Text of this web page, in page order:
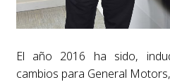
El año 2016 ha sido,
cambios para General